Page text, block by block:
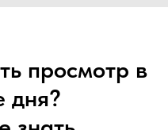
просмотр в
дня?